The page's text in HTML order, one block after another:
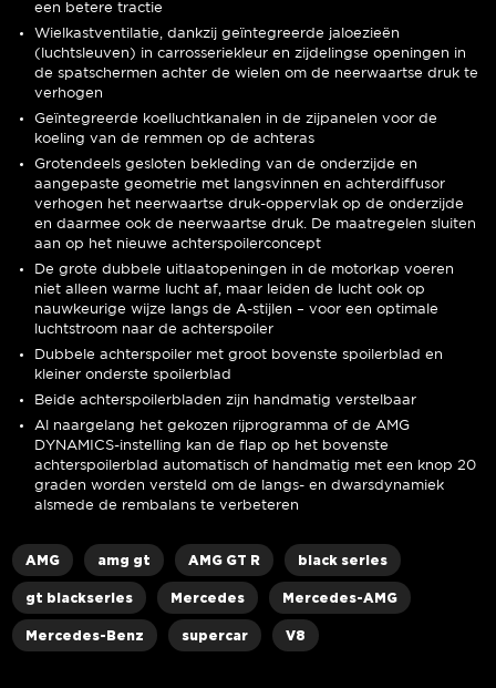
een betere tractie
Wielkastventilatie, dankzij geïntegreerde jaloezieën
(luchtsleuven) in carrosseriekleur en zijdelingse openingen in
de spatschermen achter de wielen om de neerwaartse druk te
verhogen
Geïntegreerde koelluchtkanalen in de zijpanelen voor de
koeling van de remmen op de achteras
Grotendeels gesloten bekleding van de onderzijde en
aangepaste geometrie met langsvinnen en achterdiffusor
verhogen het neerwaartse druk-oppervlak op de onderzijde
en daarmee ook de neerwaartse druk. De maatregelen sluiten
aan op het nieuwe achterspoilerconcept
De grote dubbele uitlaatopeningen in de motorkap voeren
niet alleen warme lucht af, maar leiden de lucht ook op
nauwkeurige wijze langs de A-stijlen – voor een optimale
luchtstroom naar de achterspoiler
Dubbele achterspoiler met groot bovenste spoilerblad en
kleiner onderste spoilerblad
Beide achterspoilerbladen zijn handmatig verstelbaar
Al naargelang het gekozen rijprogramma of de AMG
DYNAMICS-instelling kan de flap op het bovenste
achterspoilerblad automatisch of handmatig met een knop 20
graden worden versteld om de langs- en dwarsdynamiek
alsmede de rembalans te verbeteren
AMG amg gt AMG GT R black series
gt blackseries Mercedes Mercedes-AMG
Mercedes-Benz supercar V8